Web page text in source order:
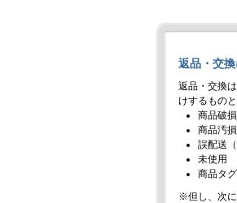
返品・交
返品・交換
けするものと
商品破
商品汚
誤配送
未使用
商品タ
※但し、次に